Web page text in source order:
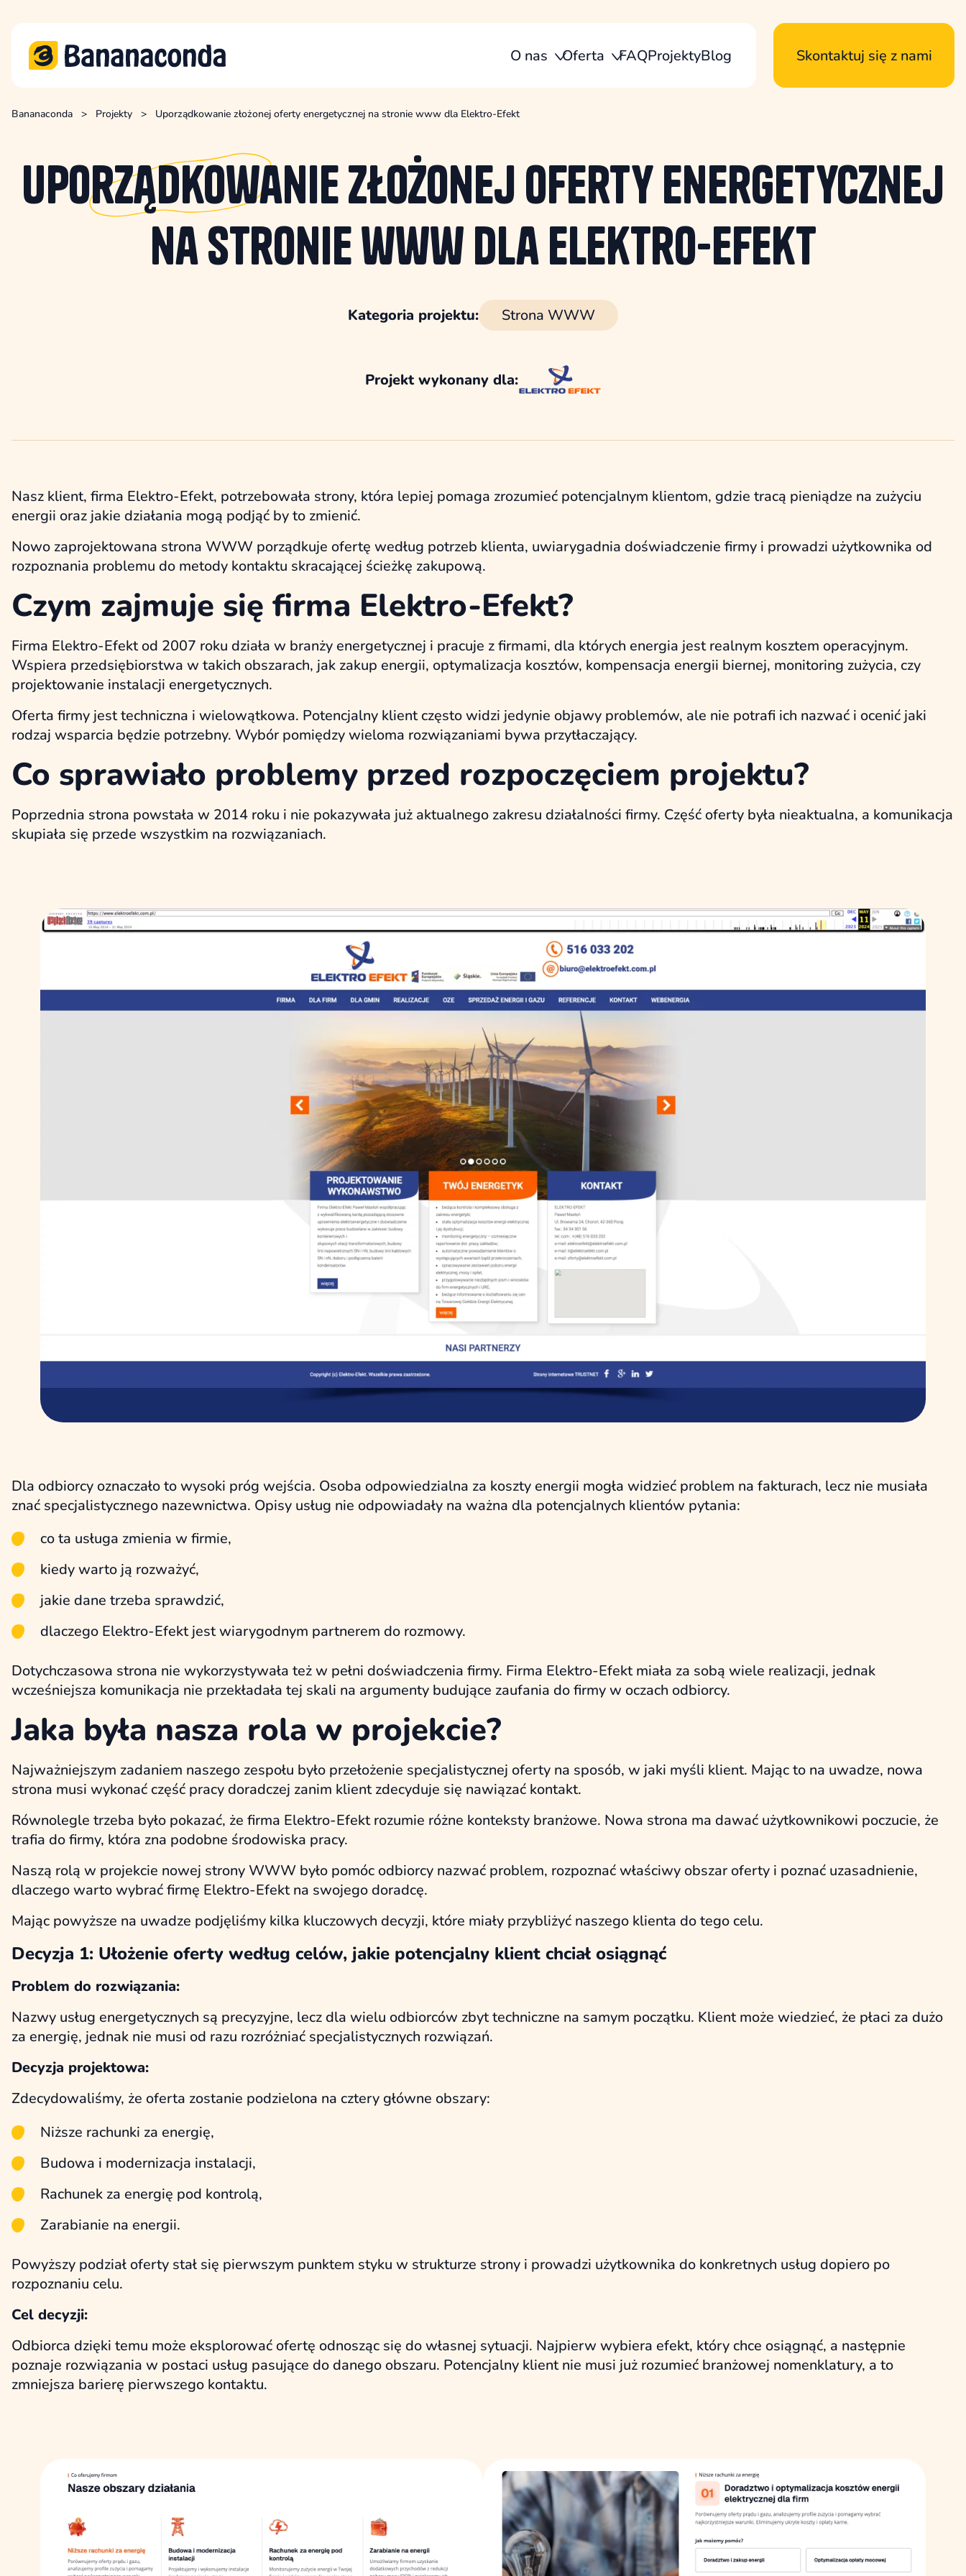
O nas Oferta FAQProjektyBlog Skontaktuj się z nami
Bananaconda > Projekty > Uporządkowanie złożonej oferty energetycznej na stronie www dla Elektro-Efekt
Uporządkowaniezłożonej oferty energetycznej
na stronie www dla Elektro-Efekt
Kategoria projektu: Strona WWW
Projekt wykonany dla:
Nasz klient, firma Elektro-Efekt, potrzebowała strony, która lepiej pomaga zrozumieć potencjalnym klientom, gdzie tracą pieniądze na zużyciu
energii oraz jakie działania mogą podjąć by to zmienić.
Nowo zaprojektowana strona WWW porządkuje ofertę według potrzeb klienta, uwiarygadnia doświadczenie firmy i prowadzi użytkownika od
rozpoznania problemu do metody kontaktu skracającej ścieżkę zakupową.
Czym zajmuje się firma Elektro-Efekt?
Firma Elektro-Efekt od 2007 roku działa w branży energetycznej i pracuje z firmami, dla których energia jest realnym kosztem operacyjnym.
Wspiera przedsiębiorstwa w takich obszarach, jak zakup energii, optymalizacja kosztów, kompensacja energii biernej, monitoring zużycia, czy
projektowanie instalacji energetycznych.
Oferta firmy jest techniczna i wielowątkowa. Potencjalny klient często widzi jedynie objawy problemów, ale nie potrafi ich nazwać i ocenić jaki
rodzaj wsparcia będzie potrzebny. Wybór pomiędzy wieloma rozwiązaniami bywa przytłaczający.
Co sprawiało problemy przed rozpoczęciem projektu?
Poprzednia strona powstała w 2014 roku i nie pokazywała już aktualnego zakresu działalności firmy. Część oferty była nieaktualna, a komunikacja
skupiała się przede wszystkim na rozwiązaniach.
Dla odbiorcy oznaczało to wysoki próg wejścia. Osoba odpowiedzialna za koszty energii mogła widzieć problem na fakturach, lecz nie musiała
znać specjalistycznego nazewnictwa. Opisy usług nie odpowiadały na ważna dla potencjalnych klientów pytania:
co ta usługa zmienia w firmie,
kiedy warto ją rozważyć,
jakie dane trzeba sprawdzić,
dlaczego Elektro-Efekt jest wiarygodnym partnerem do rozmowy.
Dotychczasowa strona nie wykorzystywała też w pełni doświadczenia firmy. Firma Elektro-Efekt miała za sobą wiele realizacji, jednak
wcześniejsza komunikacja nie przekładała tej skali na argumenty budujące zaufania do firmy w oczach odbiorcy.
Jaka była nasza rola w projekcie?
Najważniejszym zadaniem naszego zespołu było przełożenie specjalistycznej oferty na sposób, w jaki myśli klient. Mając to na uwadze, nowa
strona musi wykonać część pracy doradczej zanim klient zdecyduje się nawiązać kontakt.
Równolegle trzeba było pokazać, że firma Elektro-Efekt rozumie różne konteksty branżowe. Nowa strona ma dawać użytkownikowi poczucie, że
trafia do firmy, która zna podobne środowiska pracy.
Naszą rolą w projekcie nowej strony WWW było pomóc odbiorcy nazwać problem, rozpoznać właściwy obszar oferty i poznać uzasadnienie,
dlaczego warto wybrać firmę Elektro-Efekt na swojego doradcę.
Mając powyższe na uwadze podjęliśmy kilka kluczowych decyzji, które miały przybliżyć naszego klienta do tego celu.
Decyzja 1: Ułożenie oferty według celów, jakie potencjalny klient chciał osiągnąć
Problem do rozwiązania:
Nazwy usług energetycznych są precyzyjne, lecz dla wielu odbiorców zbyt techniczne na samym początku. Klient może wiedzieć, że płaci za dużo
za energię, jednak nie musi od razu rozróżniać specjalistycznych rozwiązań.
Decyzja projektowa:
Zdecydowaliśmy, że oferta zostanie podzielona na cztery główne obszary:
Niższe rachunki za energię,
Budowa i modernizacja instalacji,
Rachunek za energię pod kontrolą,
Zarabianie na energii.
Powyższy podział oferty stał się pierwszym punktem styku w strukturze strony i prowadzi użytkownika do konkretnych usług dopiero po
rozpoznaniu celu.
Cel decyzji:
Odbiorca dzięki temu może eksplorować ofertę odnosząc się do własnej sytuacji. Najpierw wybiera efekt, który chce osiągnąć, a następnie
poznaje rozwiązania w postaci usług pasujące do danego obszaru. Potencjalny klient nie musi już rozumieć branżowej nomenklatury, a to
zmniejsza barierę pierwszego kontaktu.